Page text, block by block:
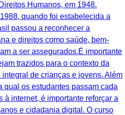
Humanos, em 1948.
quando foi estabelecida a
passou a reconhecer a
e direitos como saúde, bem-
a ser assegurados.É importante
trazidos para o contexto da
de crianças e jovens. Além
qual os estudantes passam cada
à internet, é importante reforçar a
e cidadania digital. O curso